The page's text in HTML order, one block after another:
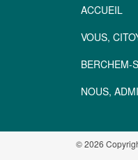
ACCUEIL
VOUS,
BERCHEM-
NOUS,
© 2026